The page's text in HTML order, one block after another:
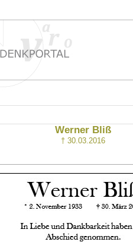
Werner Bliß
† 30.03.2016